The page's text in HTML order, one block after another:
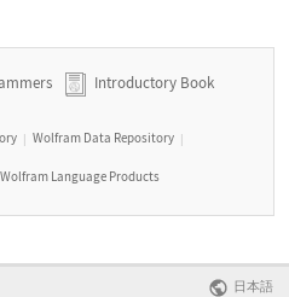
Introductory Book
| Wolfram Data Repository |
Wolfram Language Products
日本語